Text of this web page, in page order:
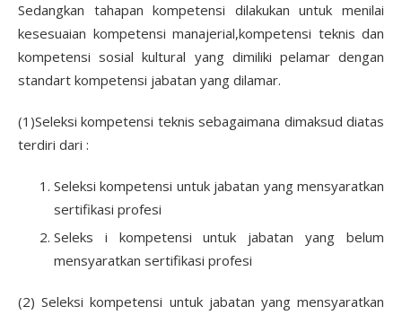
Sedangkan tahapan kompetensi dilakukan untuk menilai
kesesuaian kompetensi manajerial,kompetensi teknis dan
kompetensi sosial kultural yang dimiliki pelamar dengan
standart kompetensi jabatan yang dilamar.
(1)Seleksi kompetensi teknis sebagaimana dimaksud diatas
terdiri dari :
Seleksi kompetensi untuk jabatan yang mensyaratkan
sertifikasi profesi
Seleks i kompetensi untuk jabatan yang belum
mensyaratkan sertifikasi profesi
(2) Seleksi kompetensi untuk jabatan yang mensyaratkan